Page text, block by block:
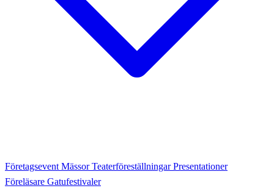
Företagsevent MässorTeaterföreställningarPresentationer
Föreläsare Gatufestivaler